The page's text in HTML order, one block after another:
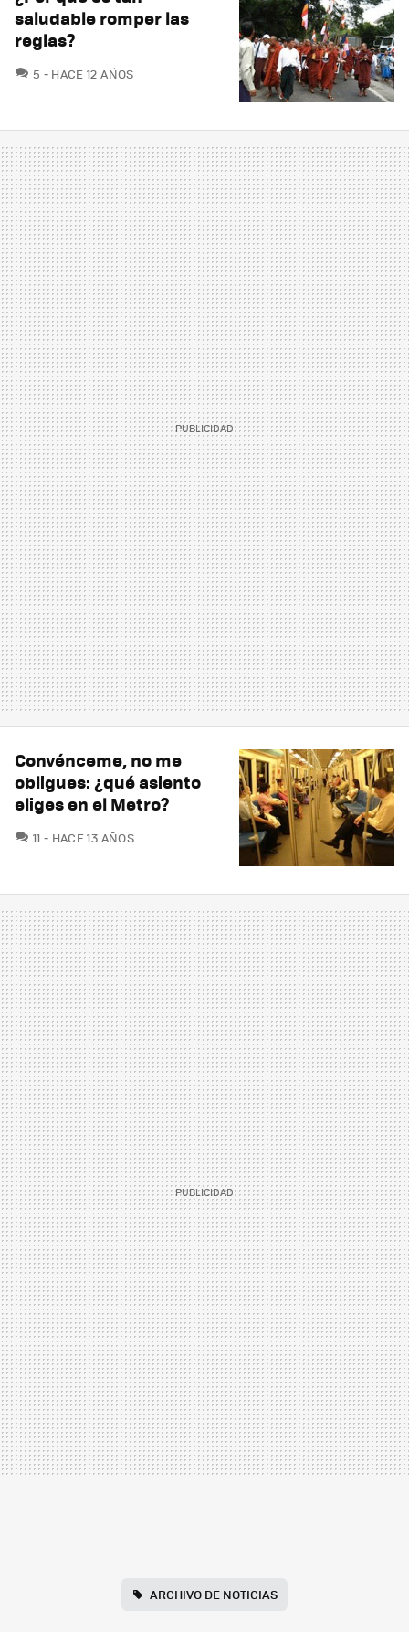
saludable romper las
reglas?
5 COMENTARIOS
HACE 12 AÑOS
Convénceme, no me
obligues: ¿qué asiento
eliges en el Metro?
11 COMENTARIOS
HACE 13 AÑOS
ARCHIVO DE NOTICIAS